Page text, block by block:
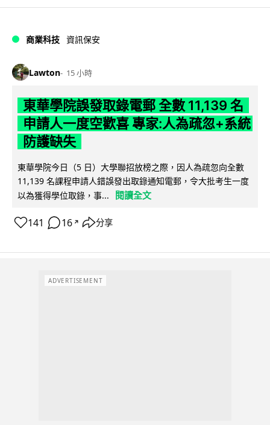
商業科技 資訊保安
Lawton 15 小時
東華學院誤發取錄電郵 全數 11,139 名
申請人一度空歡喜 專家:人為疏忽+系統
防護缺失
東華學院今日（5 日）大學聯招放榜之際，因人為疏忽向全數
11,139 名課程申請人錯誤發出取錄通知電郵，令大批考生一度
以為獲得學位取錄，事...
閱讀全文
141 16 ↗ 分享
ADVERTISEMENT